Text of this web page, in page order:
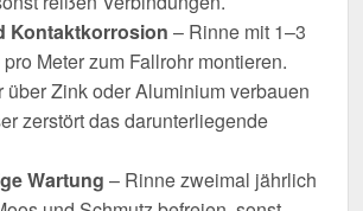
Kontaktkorrosion – Rinne mit 1–3
Meter zum Fallrohr montieren.
über Zink oder Aluminium verbauen
zerstört das darunterliegende
Wartung – Rinne zweimal jährlich